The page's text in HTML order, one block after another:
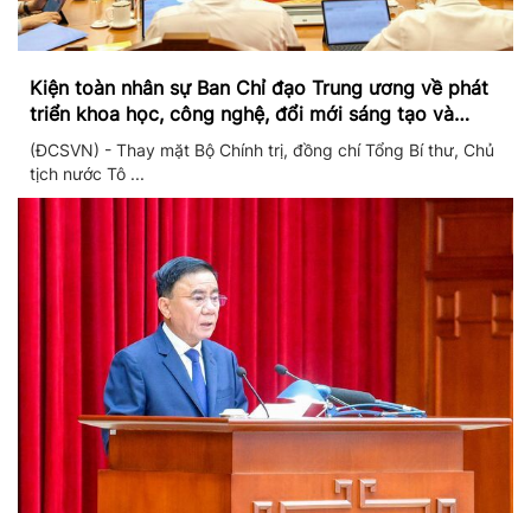
Kiện toàn nhân sự Ban Chỉ đạo Trung ương về phát
triển khoa học, công nghệ, đổi mới sáng tạo và
chuyển đổi số
(ĐCSVN) - Thay mặt Bộ Chính trị, đồng chí Tổng Bí thư, Chủ
tịch nước Tô ...